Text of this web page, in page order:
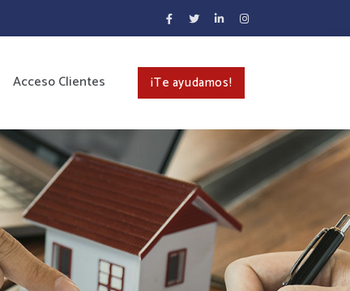
Acceso Clientes ¡Te ayudamos!